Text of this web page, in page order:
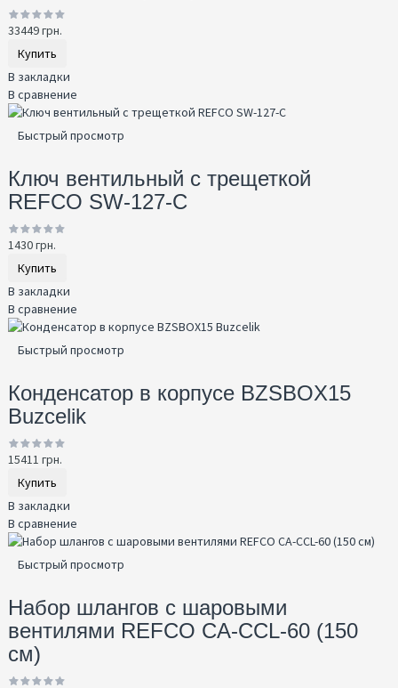
33449 грн.
Купить
В закладки
В сравнение
Быстрый просмотр
Ключ вентильный с трещеткой
REFCO SW-127-C
1430 грн.
Купить
В закладки
В сравнение
Быстрый просмотр
Конденсатор в корпусе BZSBOX15
Buzcelik
15411 грн.
Купить
В закладки
В сравнение
Быстрый просмотр
Набор шлангов с шаровыми
вентилями REFCO CA-CCL-60 (150
см)